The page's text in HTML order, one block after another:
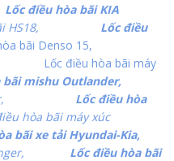
Lốc điều hòa bãi KIA
HS18,
Lốc điều
bãi Denso 15,
Lốc điều hòa bãi máy
bãi mishu Outlander,
Lốc điều hòa
hòa bãi máy xúc
bãi xe tải Hyundai-Kia,
Lốc điều hòa bãi